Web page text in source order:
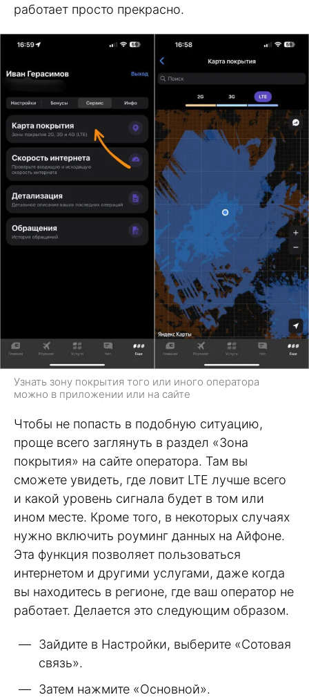
работает просто прекрасно.
Узнать зону покрытия того или иного оператора
можно в приложении или на сайте
Чтобы не попасть в подобную ситуацию,
проще всего заглянуть в раздел «Зона
покрытия» на сайте оператора. Там вы
сможете увидеть, где ловит LTE лучше всего
и какой уровень сигнала будет в том или
ином месте. Кроме того, в некоторых случаях
нужно включить роуминг данных на Айфоне.
Эта функция позволяет пользоваться
интернетом и другими услугами, даже когда
вы находитесь в регионе, где ваш оператор не
работает. Делается это следующим образом.
Зайдите в Настройки, выберите «Сотовая
связь».
Затем нажмите «Основной».